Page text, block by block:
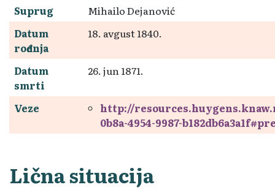
Suprug
Mihailo Dejanović
Datum
rođenja
18. avgust 1840.
Datum
smrti
26. jun 1871.
Veze
http://
0b8a-4954-9987-
Lična situacija